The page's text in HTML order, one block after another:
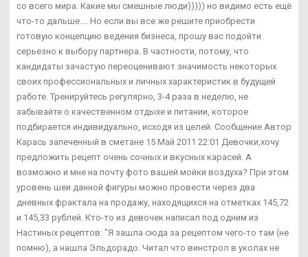
со всего мира. Какие мы смешные люди))))) но видимо есть ещё
что-то дальше.... Но если вы все же решите приобрести
готовую концепцию ведения бизнеса, прошу вас подойти
серьезно к выбору партнера. В частности, потому, что
кандидаты зачастую переоценивают значимость некоторых
своих профессиональных и личных характеристик в будущей
работе. Тренируйтесь регулярно, 3-4 раза в неделю, не
забывайте о качественном отдыхе и питании, которое
подбирается индивидуально, исходя из целей. Сообщение Автор
Карась запеченный в сметане 15 Май 2011 22:01 Девочки,хочу
предложить рецепт очень сочных и вкусных карасей. А
возможно и мне на почту фото вашей мойки воздуха? При этом
уровень шеи данной фигуры можно провести через два
дневных фрактала на продажу, находящихся на отметках 145,72
и 145,33 рублей. Кто-то из девочек написал под одним из
Настиных рецептов: "Я зашла сюда за рецептом чего-то там (не
помню), а нашла Эльдорадо. Читал что винстрол в уколах не